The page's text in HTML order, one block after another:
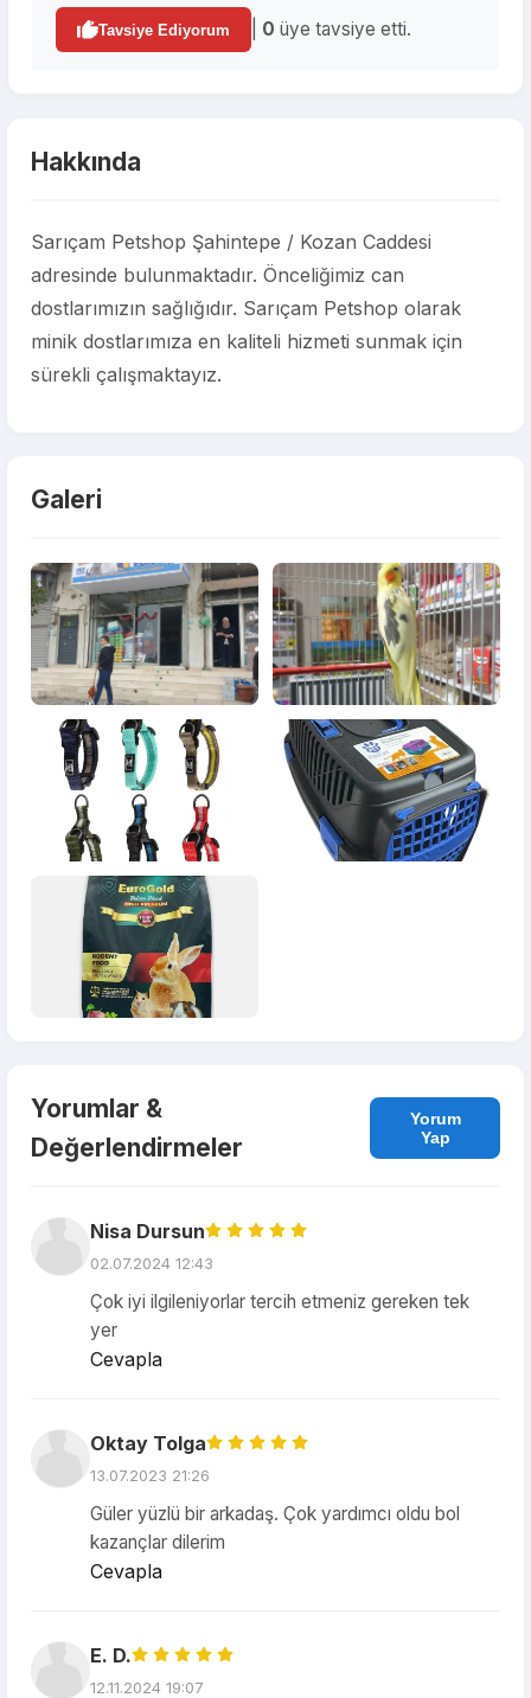
Tavsiye Ediyorum 0 üye tavsiye etti.
Hakkında
Sarıçam Petshop Şahintepe / Kozan Caddesi
adresinde bulunmaktadır. Önceliğimiz can
dostlarımızın sağlığıdır. Sarıçam Petshop olarak
minik dostlarımıza en kaliteli hizmeti sunmak için
sürekli çalışmaktayız.
Galeri
Yorumlar &
Değerlendirmeler
Yorum
Yap
Nisa Dursun
02.07.2024 12:43
Çok iyi ilgileniyorlar tercih etmeniz gereken tek
yer
Cevapla
Oktay Tolga
13.07.2023 21:26
Güler yüzlü bir arkadaş. Çok yardımcı oldu bol
kazançlar dilerim
Cevapla
E. D.
12.11.2024 19:07